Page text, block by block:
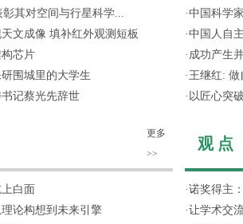
其对空间与行星科学...
文成像 填补红外观测短板
芯片
围城里的大学生
记蔡光先辞世
更多
>>
白面
论构想到未来引擎
·中国科学
·中国人自
· 成功产生
· 王继红: 做
· 以匠心突
观 点
·诺奖得主
·让学术交